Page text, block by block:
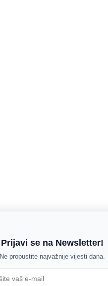
Prijavi se na Newsletter!
Ne propustite najvažnije vijesti dana.